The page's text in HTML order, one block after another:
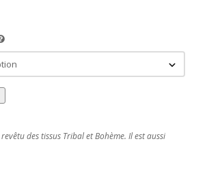
des tissus Tribal et Bohème. Il est aussi